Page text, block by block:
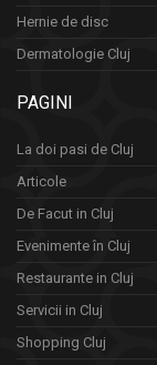
Hernie de disc
Dermatologie Cluj
PAGINI
La doi pasi de Cluj
Articole
De Facut in Cluj
Evenimente în Cluj
Restaurante in Cluj
Servicii in Cluj
Shopping Cluj